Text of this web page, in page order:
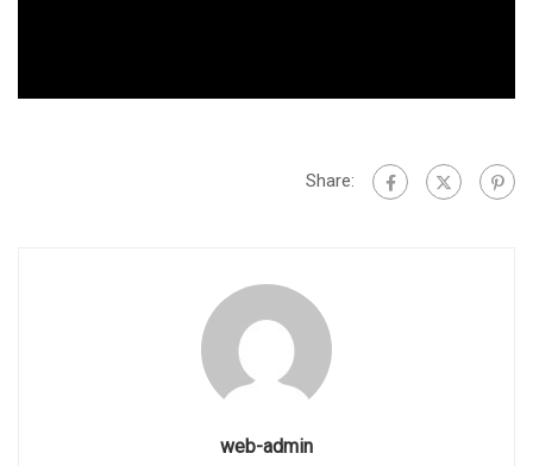
Share:
web-admin